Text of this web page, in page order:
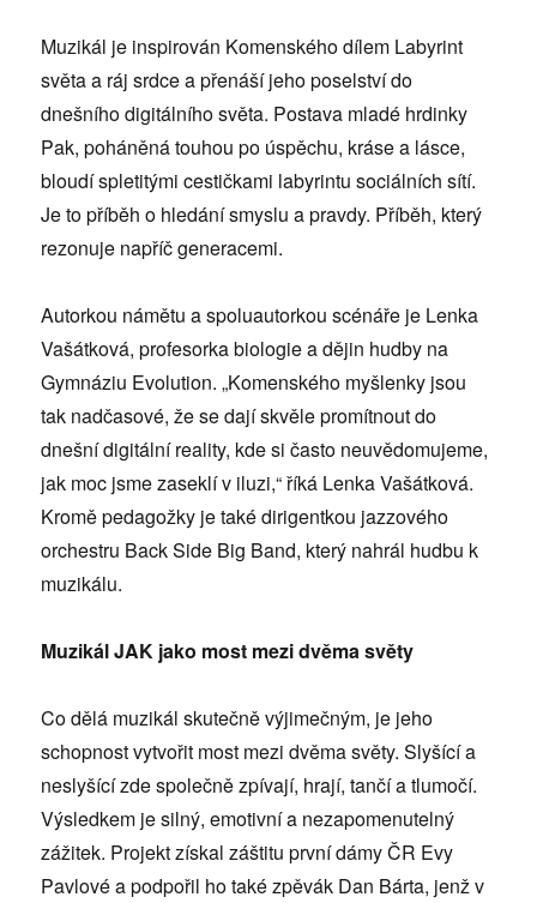
Muzikál je inspirován Komenského dílem Labyrint
světa a ráj srdce a přenáší jeho poselství do
dnešního digitálního světa. Postava mladé hrdinky
Pak, poháněná touhou po úspěchu, kráse a lásce,
bloudí spletitými cestičkami labyrintu sociálních sítí.
Je to příběh o hledání smyslu a pravdy. Příběh, který
rezonuje napříč generacemi.
Autorkou námětu a spoluautorkou scénáře je Lenka
Vašátková, profesorka biologie a dějin hudby na
Gymnáziu Evolution. „Komenského myšlenky jsou
tak nadčasové, že se dají skvěle promítnout do
dnešní digitální reality, kde si často neuvědomujeme,
jak moc jsme zaseklí v iluzi,“ říká Lenka Vašátková.
Kromě pedagožky je také dirigentkou jazzového
orchestru Back Side Big Band, který nahrál hudbu k
muzikálu.
Muzikál JAK jako most mezi dvěma světy
Co dělá muzikál skutečně výjimečným, je jeho
schopnost vytvořit most mezi dvěma světy. Slyšící a
neslyšící zde společně zpívají, hrají, tančí a tlumočí.
Výsledkem je silný, emotivní a nezapomenutelný
zážitek. Projekt získal záštitu první dámy ČR Evy
Pavlové a podpořil ho také zpěvák Dan Bárta, jenž v